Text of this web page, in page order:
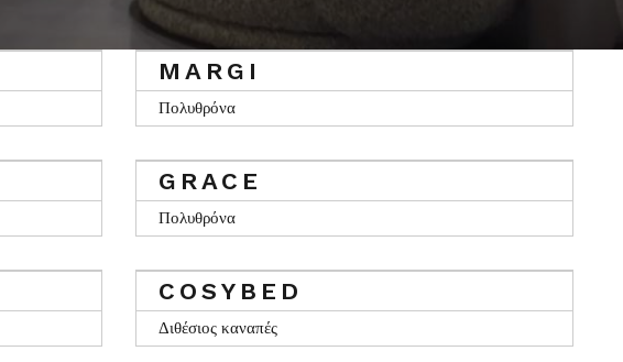
MARGI
Πολυθρόνα
GRACE
Πολυθρόνα
COSYBED
Διθέσιος καναπές